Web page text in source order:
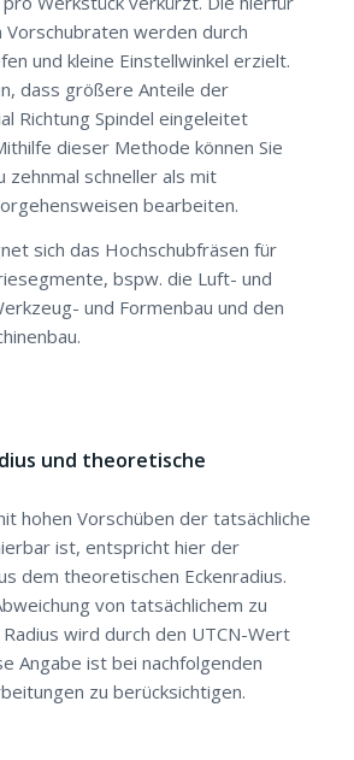
werden durch
und kleine Einstellwinkel erzielt.
dass größere Anteile der
Richtung Spindel eingeleitet
dieser Methode können Sie
zehnmal schneller als mit
bearbeiten.
sich das Hochschubfräsen für
bspw. die Luft- und
und Formenbau und den
und theoretische
hohen Vorschüben der tatsächliche
ist, entspricht hier der
dem theoretischen Eckenradius.
von tatsächlichem zu
wird durch den UTCN-Wert
Angabe ist bei nachfolgenden
zu berücksichtigen.